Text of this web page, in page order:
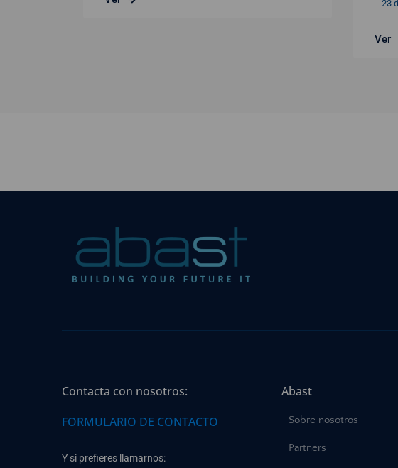
23
Ver
Contacta con nosotros:
FORMULARIO DE CONTACTO
Y si prefieres llamarnos:
Abast
Sobre nosotros
Partners